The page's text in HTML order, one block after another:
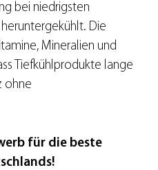
bei niedrigsten
Die
Mineralien und
Tiefkühlprodukte lange
ohne
für die beste